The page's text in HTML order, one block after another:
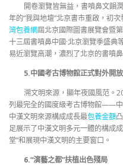
開卷瀏覽皆無益，書噴鼻文韻
年的“我與地壇”北京書市重啟，初次
灣包養網屆北京國際圖書展覽會暨
十三屆書噴鼻中國·北京瀏覽季盛
易近瀏覽高潮，濃烈了北京的書噴
5.中國考古博物館正式對外開放
溯文明來源，顯年夜國風范。
列最完全的國度級考古博物館——
中漢文明來源構成成長最包養金額
足展示了中漢文明多元一體的構成
堂”和展現中漢文明的主要窗口。
6.“演藝之都”扶植出色殘局